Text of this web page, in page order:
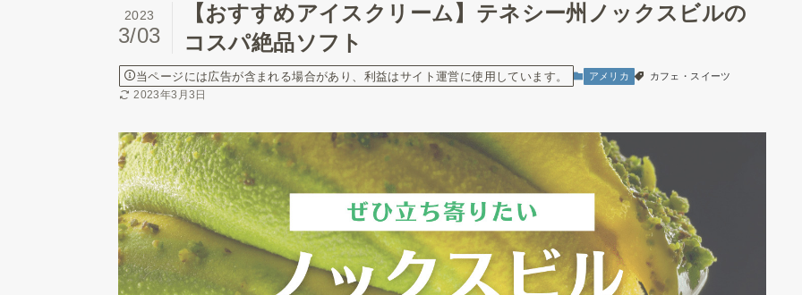
【おすすめアイスクリーム】テネシー州ノックスビルの
コスパ絶品ソフト
2023
3/03
当ページには広告が含まれる場合があり、利益はサイト運営に使用しています。 アメリカ カフェ・スイーツ
2023年3月3日